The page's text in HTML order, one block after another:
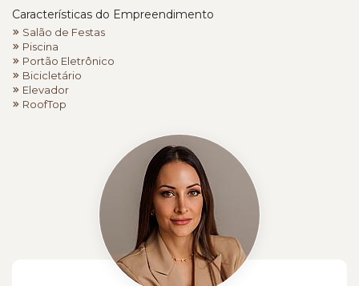
Características do Empreendimento
Salão de Festas
Piscina
Portão Eletrônico
Bicicletário
Elevador
RoofTop